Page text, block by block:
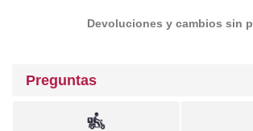
Devoluciones y cambios sin
Preguntas